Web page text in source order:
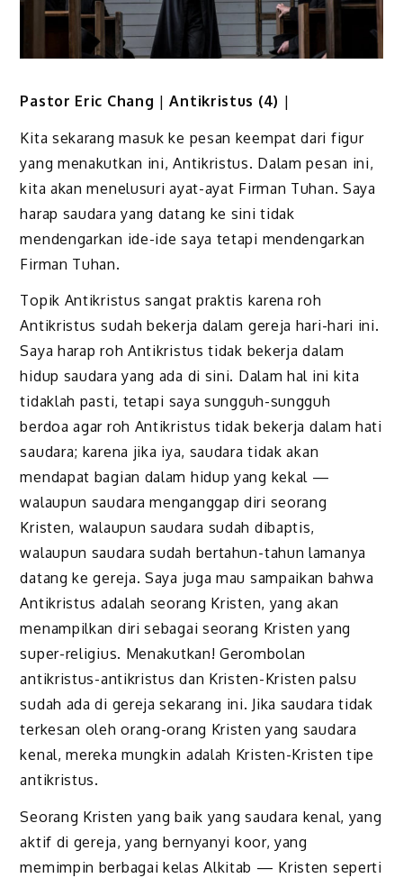
Pastor Eric Chang |Antikristus (4) |
Kita sekarang masuk ke pesan keempat dari figur
yang menakutkan ini, Antikristus. Dalam pesan ini,
kita akan menelusuri ayat-ayat Firman Tuhan. Saya
harap saudara yang datang ke sini tidak
mendengarkan ide-ide saya tetapi mendengarkan
Firman Tuhan.
Topik Antikristus sangat praktis karena roh
Antikristus sudah bekerja dalam gereja hari-hari ini.
Saya harap roh Antikristus tidak bekerja dalam
hidup saudara yang ada di sini. Dalam hal ini kita
tidaklah pasti, tetapi saya sungguh-sungguh
berdoa agar roh Antikristus tidak bekerja dalam hati
saudara; karena jika iya, saudara tidak akan
mendapat bagian dalam hidup yang kekal —
walaupun saudara menganggap diri seorang
Kristen, walaupun saudara sudah dibaptis,
walaupun saudara sudah bertahun-tahun lamanya
datang ke gereja. Saya juga mau sampaikan bahwa
Antikristus adalah seorang Kristen, yang akan
menampilkan diri sebagai seorang Kristen yang
super-religius. Menakutkan! Gerombolan
antikristus-antikristus dan Kristen-Kristen palsu
sudah ada di gereja sekarang ini. Jika saudara tidak
terkesan oleh orang-orang Kristen yang saudara
kenal, mereka mungkin adalah Kristen-Kristen tipe
antikristus.
Seorang Kristen yang baik yang saudara kenal, yang
aktif di gereja, yang bernyanyi koor, yang
memimpin berbagai kelas Alkitab — Kristen seperti